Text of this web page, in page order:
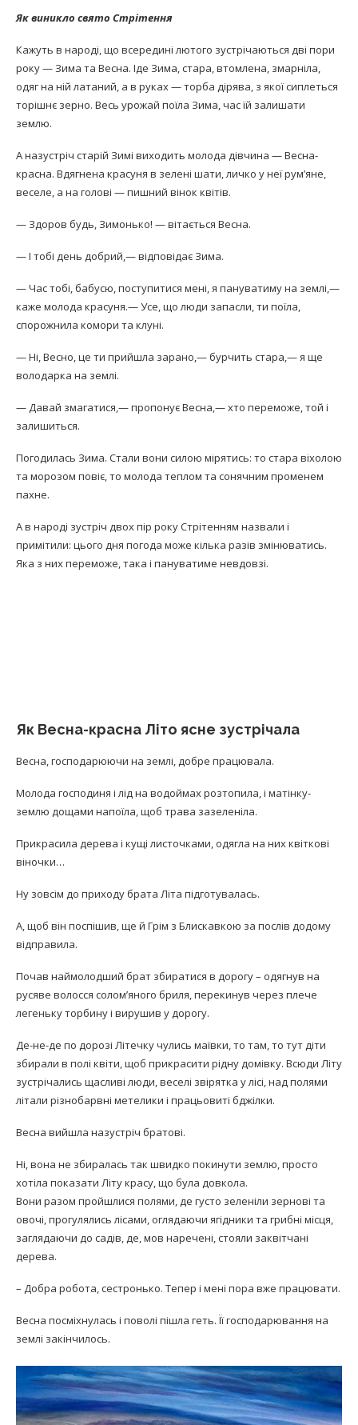
Як виникло свято Стрітення
Кажуть в народі, що всередині лютого зустрічаються дві пори
року — Зима та Весна. Іде Зима, стара, втомлена, змарніла,
одяг на ній латаний, а в руках — торба дірява, з якої сиплеться
торішнє зерно. Весь урожай поїла Зима, час їй залишати
землю.
А назустріч старій Зимі виходить молода дівчина — Весна-
красна. Вдягнена красуня в зелені шати, личко у неї рум’яне,
веселе, а на голові — пишний вінок квітів.
— Здоров будь, Зимонько! — вітається Весна.
— І тобі день добрий,— відповідає Зима.
— Час тобі, бабусю, поступитися мені, я пануватиму на землі,—
каже молода красуня.— Усе, що люди запасли, ти поїла,
спорожнила комори та клуні.
— Ні, Весно, це ти прийшла зарано,— бурчить стара,— я ще
володарка на землі.
— Давай змагатися,— пропонує Весна,— хто переможе, той і
залишиться.
Погодилась Зима. Стали вони силою мірятись: то стара віхолою
та морозом повіє, то молода теплом та сонячним променем
пахне.
А в народі зустріч двох пір року Стрітенням назвали і
примітили: цього дня погода може кілька разів змінюватись.
Яка з них переможе, така і пануватиме невдовзі.
Як Весна-красна Літо ясне зустрічала
Весна, господарюючи на землі, добре працювала.
Молода господиня і лід на водоймах розтопила, і матінку-
землю дощами напоїла, щоб трава зазеленіла.
Прикрасила дерева і кущі листочками, одягла на них квіткові
віночки…
Ну зовсім до приходу брата Літа підготувалась.
А, щоб він поспішив, ще й Грім з Блискавкою за послів додому
відправила.
Почав наймолодший брат збиратися в дорогу – одягнув на
русяве волосся солом’яного бриля, перекинув через плече
легеньку торбину і вирушив у дорогу.
Де-не-де по дорозі Літечку чулись маївки, то там, то тут діти
збирали в полі квіти, щоб прикрасити рідну домівку. Всюди Літу
зустрічались щасливі люди, веселі звірятка у лісі, над полями
літали різнобарвні метелики і працьовиті бджілки.
Весна вийшла назустріч братові.
Ні, вона не збиралась так швидко покинути землю, просто
хотіла показати Літу красу, що була довкола.
Вони разом пройшлися полями, де густо зеленіли зернові та
овочі, прогулялись лісами, оглядаючи ягідники та грибні місця,
заглядаючи до садів, де, мов наречені, стояли заквітчані
дерева.
– Добра робота, сестронько. Тепер і мені пора вже працювати.
Весна посміхнулась і поволі пішла геть. Її господарювання на
землі закінчилось.